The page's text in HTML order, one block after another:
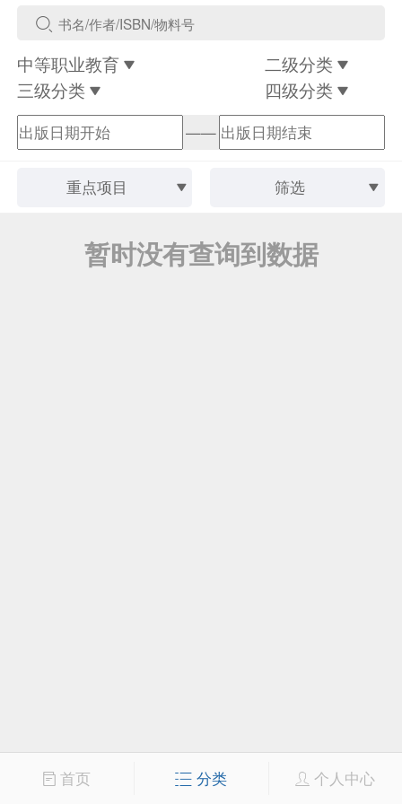
中等职业教育
二级分类
三级分类
四级分类
——
重点项目 筛选
暂时没有查询到数据
首页 分类 个人中心